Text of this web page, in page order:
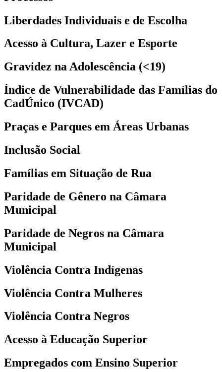
Liberdades Individuais e de Escolha
Acesso à Cultura, Lazer e Esporte
Gravidez na Adolescência (<19)
Índice de Vulnerabilidade das Famílias do
CadÚnico (IVCAD)
Praças e Parques em Áreas Urbanas
Inclusão Social
Famílias em Situação de Rua
Paridade de Gênero na Câmara
Municipal
Paridade de Negros na Câmara
Municipal
Violência Contra Indígenas
Violência Contra Mulheres
Violência Contra Negros
Acesso à Educação Superior
Empregados com Ensino Superior